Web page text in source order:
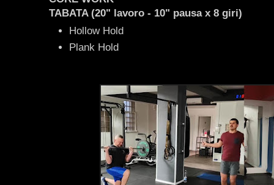
TABATA (20" lavoro - 10" pausa x 8 giri)
Hollow Hold
Plank Hold